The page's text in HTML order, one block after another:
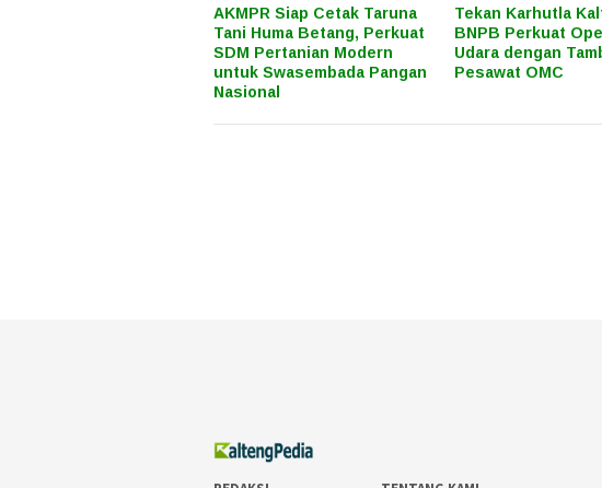
AKMPR Siap Cetak Taruna
Tani Huma Betang, Perkuat
SDM Pertanian Modern
untuk Swasembada Pangan
Nasional
Tekan Karhutla
BNPB Perkuat
Udara dengan
Pesawat OMC